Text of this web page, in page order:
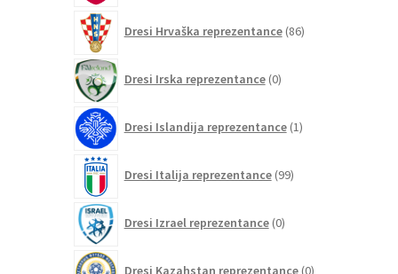
Dresi Hrvaška reprezentance 86izdelkov
Dresi Irska reprezentance 0izdelkov
Dresi Islandija reprezentance 1izdelek
Dresi Italija reprezentance 99izdelkov
Dresi Izrael reprezentance 0izdelkov
Dresi Kazahstan reprezentance 0